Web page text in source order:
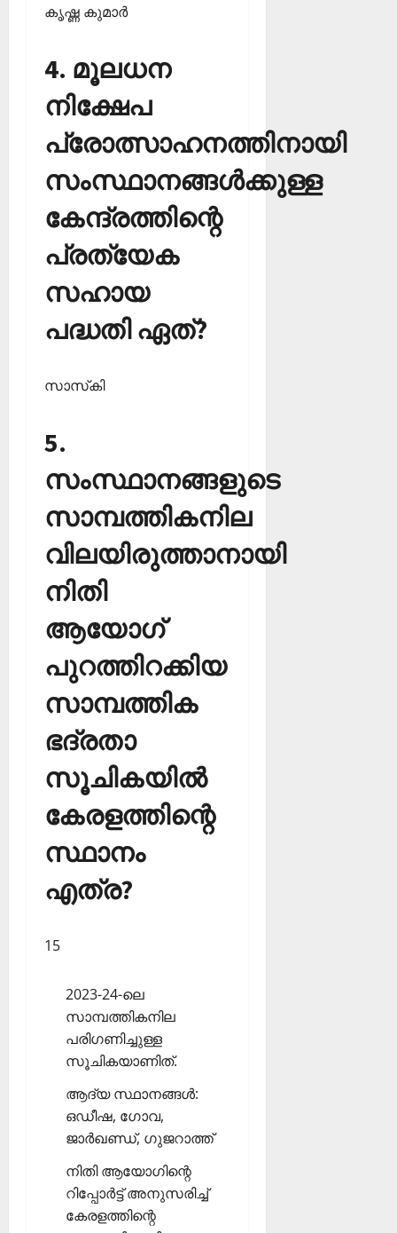
കൃഷ്ണ കുമാര്‍
4. മൂലധന
നിക്ഷേപ
പ്രോത്സാഹനത്തിനായി
സംസ്ഥാനങ്ങള്‍ക്കുള്ള
കേന്ദ്രത്തിന്റെ
പ്രത്യേക
സഹായ
പദ്ധതി ഏത്?
സാസ്‌കി
5.
സംസ്ഥാനങ്ങളുടെ
സാമ്പത്തികനില
വിലയിരുത്താനായി
നിതി
ആയോഗ്
പുറത്തിറക്കിയ
സാമ്പത്തിക
ഭദ്രതാ
സൂചികയില്‍
കേരളത്തിന്റെ
സ്ഥാനം
എത്ര?
15
2023-24-ലെ
സാമ്പത്തികനില
പരിഗണിച്ചുള്ള
സൂചികയാണിത്.
ആദ്യ സ്ഥാനങ്ങള്‍:
ഒഡീഷ, ഗോവ,
ജാര്‍ഖണ്ഡ്, ഗുജറാത്ത്
നിതി ആയോഗിന്റെ
റിപ്പോര്‍ട്ട് അനുസരിച്ച്
കേരളത്തിന്റെ